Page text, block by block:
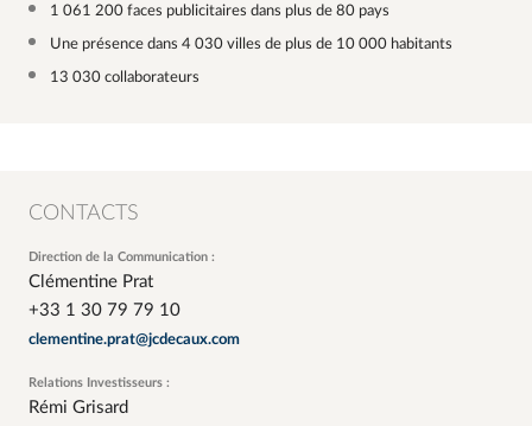
1 061 200 faces publicitaires dans plus de 80 pays
Une présence dans 4 030 villes de plus de 10 000 habitants
13 030 collaborateurs
CONTACTS
Direction de la Communication :
Clémentine Prat
+33 1 30 79 79 10
clementine.prat@jcdecaux.com
Relations Investisseurs :
Rémi Grisard